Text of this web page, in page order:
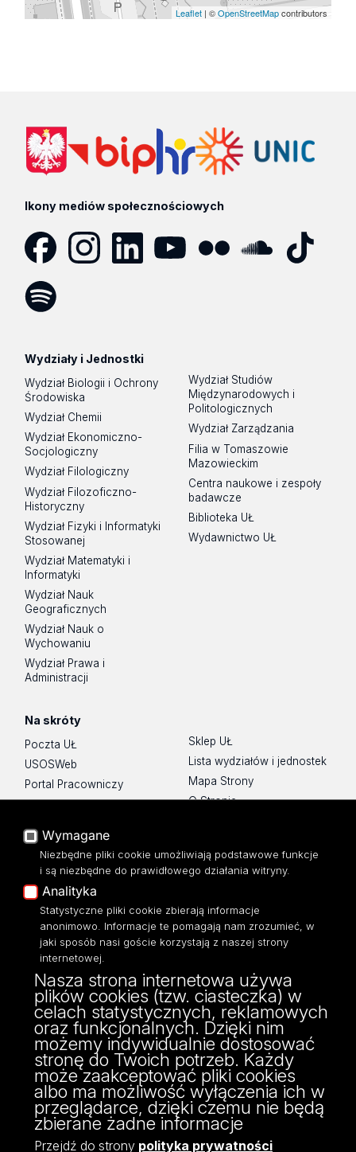
Leaflet| ©OpenStreetMapcontributors
Ikony mediów społecznościowych
Wydziały i Jednostki
Wydział Biologii i Ochrony
Środowiska
Wydział Chemii
Wydział Ekonomiczno-
Socjologiczny
Wydział Filologiczny
Wydział Filozoficzno-
Historyczny
Wydział Fizyki i Informatyki
Stosowanej
Wydział Matematyki i
Informatyki
Wydział Nauk
Geograficznych
Wydział Nauk o
Wychowaniu
Wydział Prawa i
Administracji
Wydział Studiów
Międzynarodowych i
Politologicznych
Wydział Zarządzania
Filia w Tomaszowie
Mazowieckim
Centra naukowe i zespoły
badawcze
Biblioteka UŁ
Wydawnictwo UŁ
Na skróty
Poczta UŁ
USOSWeb
Portal Pracowniczy
Baza Aktów Własnych
Moodle
Eksperci UŁ
Polityka Prywatności
Dostępność
Sklep UŁ
Lista wydziałów i jednostek
Mapa Strony
O Stronie
ul. Narutowicza 68, 90-136 Łódź
NIP: 724 000 32 43
Adres do doręczeń elektronicznych (ADE):
AE:PL-74796-17640-IHHIV-17
KONTAKT
Wymagane
Niezbędne pliki cookie umożliwiają podstawowe funkcje
i są niezbędne do prawidłowego działania witryny.
Analityka
Statystyczne pliki cookie zbierają informacje
anonimowo. Informacje te pomagają nam zrozumieć, w
jaki sposób nasi goście korzystają z naszej strony
internetowej.
Nasza strona internetowa używa
plików cookies (tzw. ciasteczka) w
celach statystycznych, reklamowych
oraz funkcjonalnych. Dzięki nim
możemy indywidualnie dostosować
stronę do Twoich potrzeb. Każdy
może zaakceptować pliki cookies
albo ma możliwość wyłączenia ich w
przeglądarce, dzięki czemu nie będą
zbierane żadne informacje
Przejdź do strony polityka prywatności